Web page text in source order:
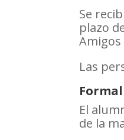
Se
plazo
Las
El
de la